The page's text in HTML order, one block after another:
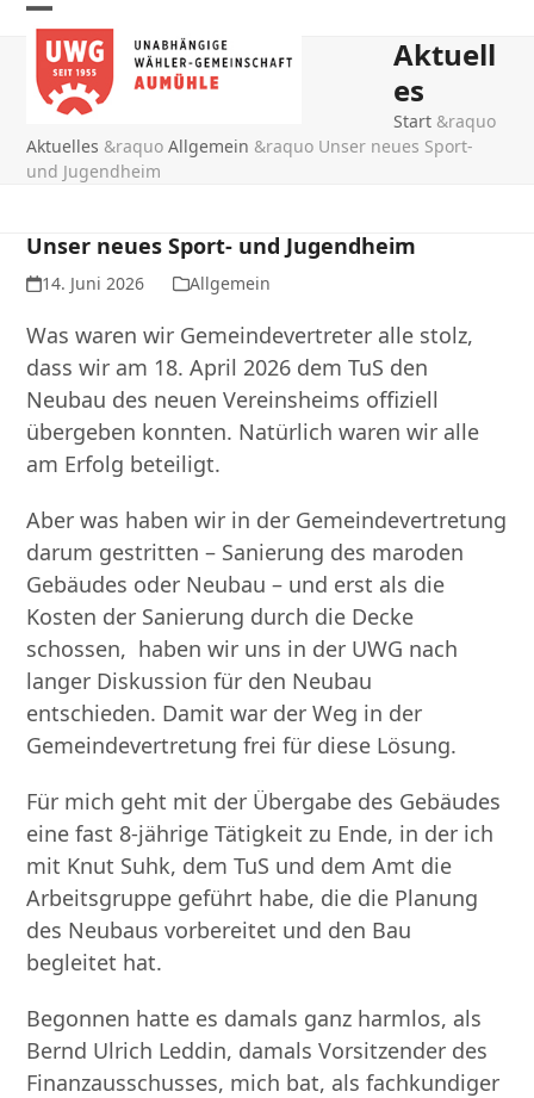
Skip
content
Open
mobile
menu
Close
mobile
menu
Aktuell
es
Start &raquo
Aktuelles &raquoAllgemein &raquo Unser neues Sport-
und Jugendheim
Unser neues Sport- und Jugendheim
14. Juni 2026 Allgemein
Was waren wir Gemeindevertreter alle stolz,
dass wir am 18. April 2026 dem TuS den
Neubau des neuen Vereinsheims offiziell
übergeben konnten. Natürlich waren wir alle
am Erfolg beteiligt.
Aber was haben wir in der Gemeindevertretung
darum gestritten – Sanierung des maroden
Gebäudes oder Neubau – und erst als die
Kosten der Sanierung durch die Decke
schossen, haben wir uns in der UWG nach
langer Diskussion für den Neubau
entschieden. Damit war der Weg in der
Gemeindevertretung frei für diese Lösung.
Für mich geht mit der Übergabe des Gebäudes
eine fast 8-jährige Tätigkeit zu Ende, in der ich
mit Knut Suhk, dem TuS und dem Amt die
Arbeitsgruppe geführt habe, die die Planung
des Neubaus vorbereitet und den Bau
begleitet hat.
Begonnen hatte es damals ganz harmlos, als
Bernd Ulrich Leddin, damals Vorsitzender des
Finanzausschusses, mich bat, als fachkundiger